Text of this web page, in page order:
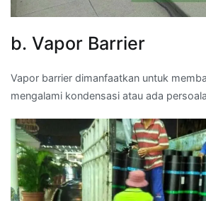
b. Vapor Barrier
Vapor barrier dimanfaatkan untuk
mengalami kondensasi atau ada